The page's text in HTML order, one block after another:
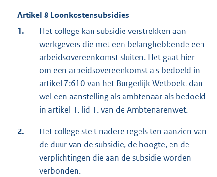
Artikel 8 Loonkostensubsidies
1.
Het college kan subsidie verstrekken aan
werkgevers die met een belanghebbende een
arbeidsovereenkomst sluiten. Het gaat hier
om een arbeidsovereenkomst als bedoeld in
artikel 7:610 van het Burgerlijk Wetboek, dan
wel een aanstelling als ambtenaar als bedoeld
in artikel 1, lid 1, van de Ambtenarenwet.
2.
Het college stelt nadere regels ten aanzien van
de duur van de subsidie, de hoogte, en de
verplichtingen die aan de subsidie worden
verbonden.